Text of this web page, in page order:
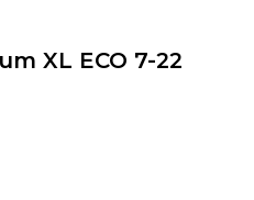
XL ECO 7-22